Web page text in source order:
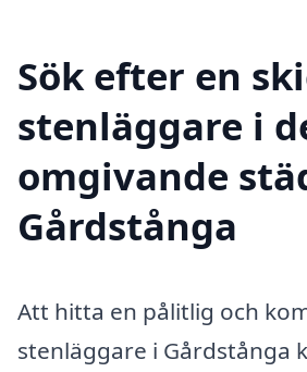
Sök efter en
stenläggare i
omgivande
Gårdstånga
Att hitta en pålitlig och
stenläggare i Gårdstånga